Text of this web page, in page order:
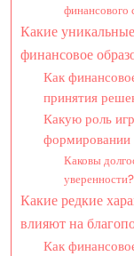
финансового
Какие
финансовое
Как
принятия
Какую роль
формировании
Каковы
уверенности?
Какие редкие
влияют на
Как